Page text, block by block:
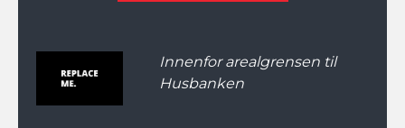
Innenfor arealgrensen til
Husbanken